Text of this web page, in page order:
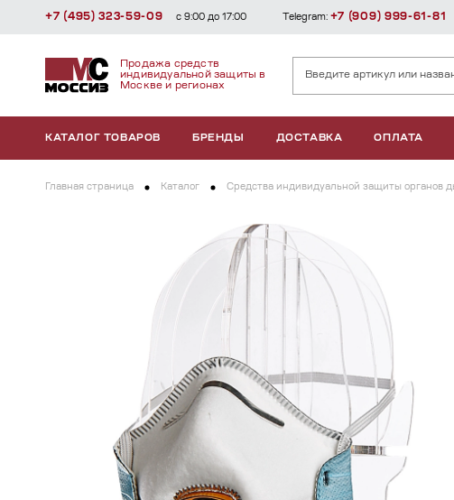
Продажа средств
индивидуальной защиты в
Москве и регионах
КАТАЛОГ ТОВАРОВ БРЕНДЫ ДОСТАВКА ОПЛАТА
+7 (495) 323-59-09 с 9:00 до 17:00 Telegram: +7 (909) 999-61-81
Главная страница Каталог Средства индивидуальной защиты органов